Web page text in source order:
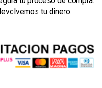
tu dinero.